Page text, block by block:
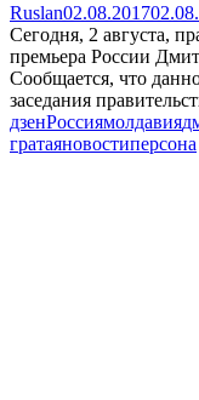
Ruslan02.08.2017
Сегодня, 2 августа,
премьера России
Сообщается, что
заседания
дзенРоссиямолдавия
гратаяновостиперсона